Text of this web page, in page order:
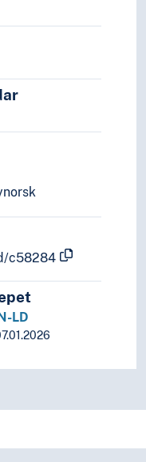
c58284
LD